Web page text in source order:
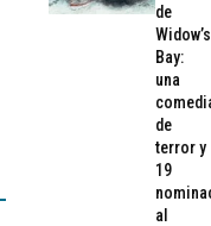
de
Widow’s
Bay:
una
de
terror y
19
al